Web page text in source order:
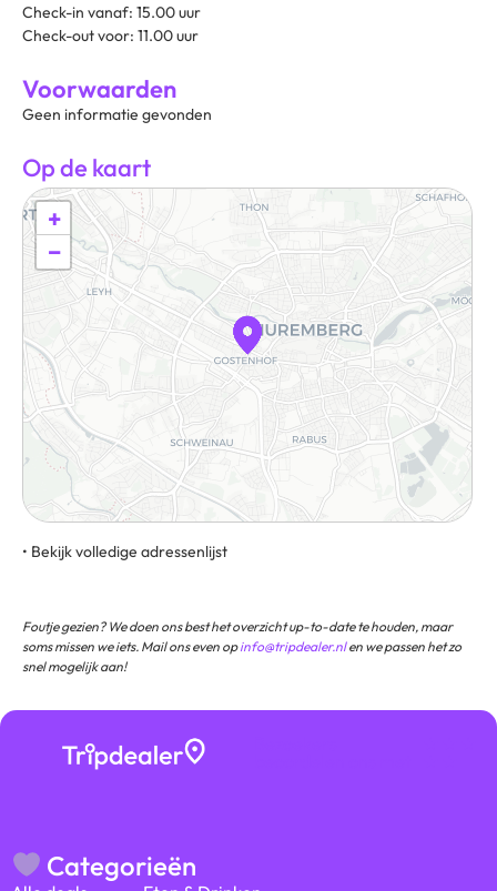
Check-in vanaf: 15.00 uur
Check-out voor: 11.00 uur
Voorwaarden
Geen informatie gevonden
Op de kaart
+
−
• Bekijk volledige adressenlijst
Foutje gezien? We doen ons best het overzicht up-to-date te houden, maar
soms missen we iets. Mail ons even opinfo@tripdealer.nlen we passen het zo
snel mogelijk aan!
Categorieën